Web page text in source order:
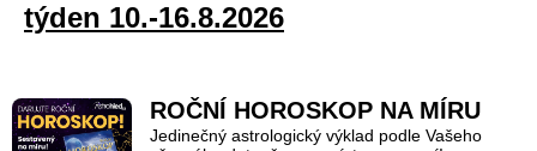
týden 10.-16.8.2026
ROČNÍ HOROSKOP NA MÍRU
Jedinečný astrologický výklad podle Vašeho